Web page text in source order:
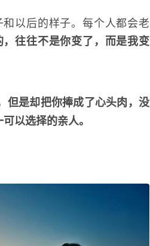
以后的样子。每个人都会老
，往往不是你变了，而是我变
但是却把你捧成了心头肉，没
以选择的亲人。